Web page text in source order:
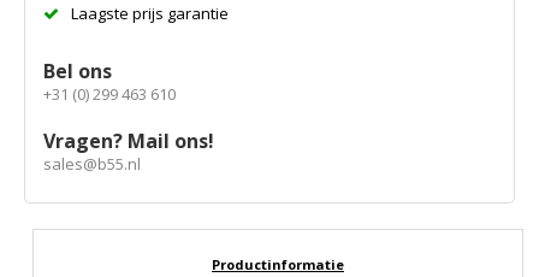
Laagste prijs garantie
Bel ons
+31 (0) 299 463 610
Vragen? Mail ons!
sales@b55.nl
Productinformatie